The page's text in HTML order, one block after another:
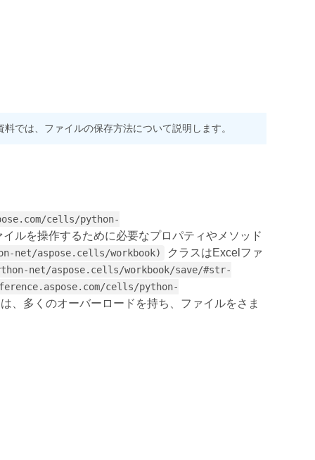
では、ファイルの保存方法について説明します。
cells/python-
ルを操作するために必要なプロパティやメソッド
net/aspose.cells/workbook)
クラスはExcelファ
net/aspose.cells/workbook/save/#str-
cells/python-
、多くのオーバーロードを持ち、ファイルをさま